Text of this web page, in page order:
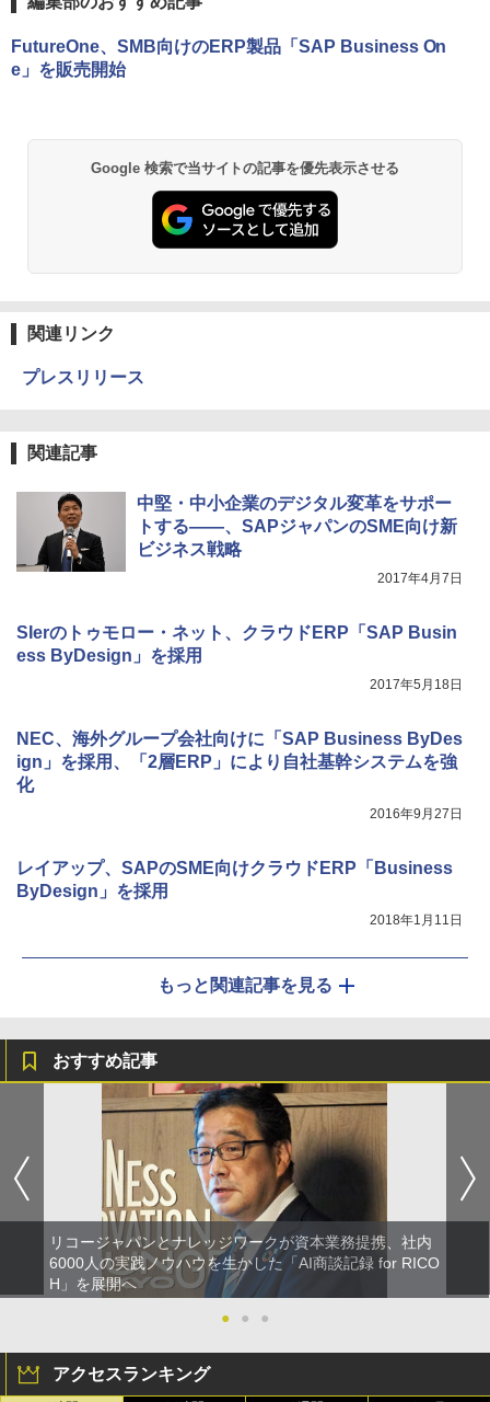
FutureOne、SMB向けのERP製品「SAP Business On
e」を販売開始
Google 検索で当サイトの記事を優先表示させる
関連リンク
プレスリリース
関連記事
中堅・中小企業のデジタル変革をサポー
トする――、SAPジャパンのSME向け新
ビジネス戦略
2017年4月7日
SIerのトゥモロー・ネット、クラウドERP「SAP Busin
ess ByDesign」を採用
2017年5月18日
NEC、海外グループ会社向けに「SAP Business ByDes
ign」を採用、「2層ERP」により自社基幹システムを強
化
2016年9月27日
レイアップ、SAPのSME向けクラウドERP「Business
ByDesign」を採用
2018年1月11日
もっと関連記事を見る
おすすめ記事
リコージャパンとナレッジワークが資本業務提携、社内
6000人の実践ノウハウを生かした「AI商談記録 for RICO
H」を展開へ
●
● ●
アクセスランキング